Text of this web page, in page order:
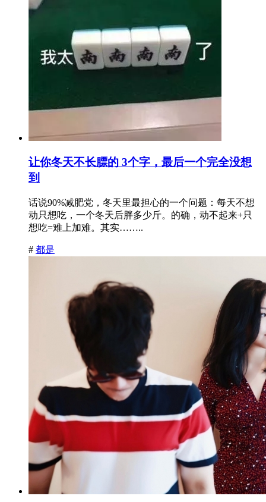
让你冬天不长膘的 3个字，最后一个完全没想
到
话说90%减肥党，冬天里最担心的一个问题：每天不想
动只想吃，一个冬天后胖多少斤。的确，动不起来+只
想吃=难上加难。其实……..
# 都是